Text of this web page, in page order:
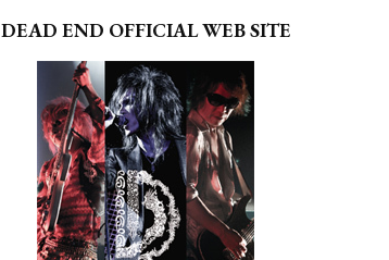
DEAD END OFFICIAL WEB SITE